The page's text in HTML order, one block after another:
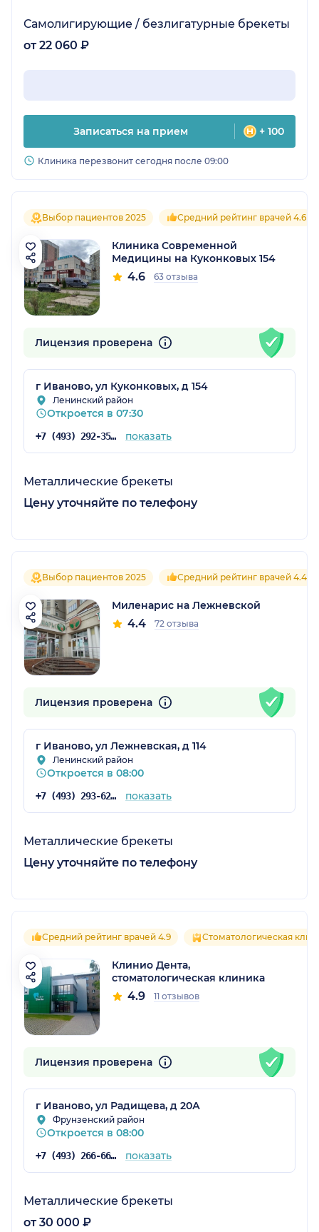
Самолигирующие / безлигатурные брекеты
от 22 060 ₽
Записаться на прием + 100
Клиника перезвонит сегодня после 09:00
Выбор пациентов 2025 Средний рейтинг врачей 4.6
Клиника Современной
Медицины на Куконковых 154
4.6 63 отзыва
Лицензия проверена
г Иваново, ул Куконковых, д 154
Ленинский район
Откроется в 07:30
+7 (493) 292-35-55 показать
Металлические брекеты
Цену уточняйте по телефону
Выбор пациентов 2025 Средний рейтинг врачей 4.4
Миленарис на Лежневской
4.4 72 отзыва
Лицензия проверена
г Иваново, ул Лежневская, д 114
Ленинский район
Откроется в 08:00
+7 (493) 293-62-62 показать
Металлические брекеты
Цену уточняйте по телефону
Средний рейтинг врачей 4.9 Стоматологическая
Клинио Дента,
стоматологическая клиника
4.9 11 отзывов
Лицензия проверена
г Иваново, ул Радищева, д 20А
Фрунзенский район
Откроется в 08:00
+7 (493) 266-66-96 показать
Металлические брекеты
от 30 000 ₽